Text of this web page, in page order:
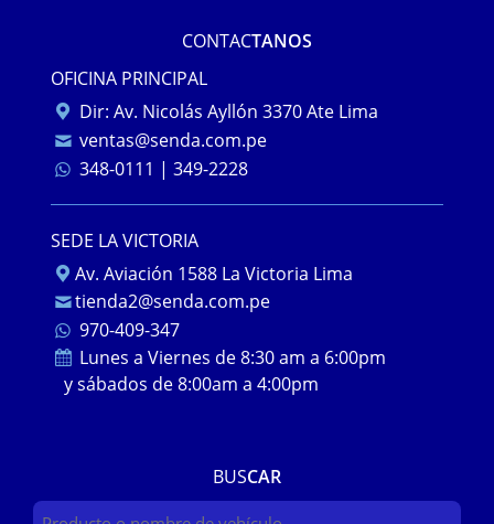
CONTACTANOS
OFICINA PRINCIPAL
Dir: Av. Nicolás Ayllón 3370 Ate Lima
ventas@senda.com.pe
348-0111 | 349-2228
SEDE LA VICTORIA
Av. Aviación 1588 La Victoria Lima
tienda2@senda.com.pe
970-409-347
Lunes a Viernes de 8:30 am a 6:00pm
y sábados de 8:00am a 4:00pm
BUSCAR